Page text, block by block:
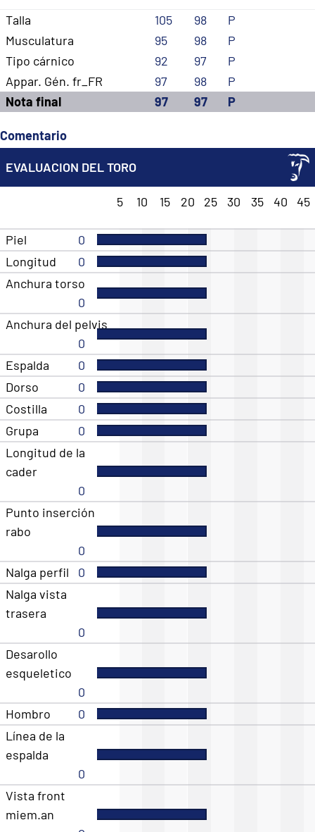
Talla 105 98
P
Musculatura
95 98
P
Tipo cárnico
92 97
P
Appar. Gén. fr_FR
97 98
P
Nota final
97 97 P
Comentario
EVALUACION DEL TORO
5 10 15 20 25 30 35 40 45
Piel
0
Longitud
0
Anchura torso
0
Anchura del pelvis
0
Espalda
0
Dorso
0
Costilla
0
Grupa
0
Longitud de la
cader
0
Punto inserción
rabo
0
Nalga perfil
0
Nalga vista
trasera
0
Desarollo
esqueletico
0
Hombro
0
Línea de la
espalda
0
Vista front
miem.an